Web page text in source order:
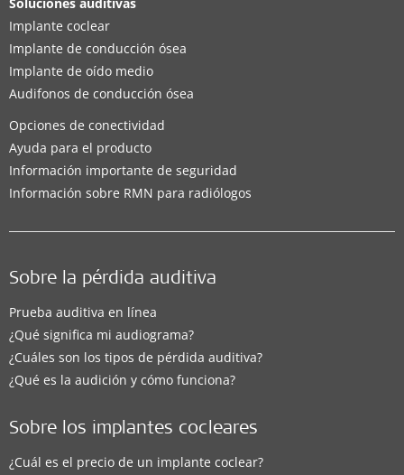
Soluciones auditivas
Implante coclear
Implante de conducción ósea
Implante de oído medio
Audifonos de conducción ósea
Opciones de conectividad
Ayuda para el producto
Información importante de seguridad
Información sobre RMN para radiólogos
Sobre la pérdida auditiva
Prueba auditiva en línea
¿Qué significa mi audiograma?
¿Cuáles son los tipos de pérdida auditiva?
¿Qué es la audición y cómo funciona?
Sobre los implantes cocleares
¿Cuál es el precio de un implante coclear?